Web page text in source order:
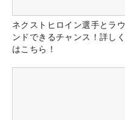
ネクストヒロイン選手とラウ
ンドできるチャンス！詳しく
はこちら！